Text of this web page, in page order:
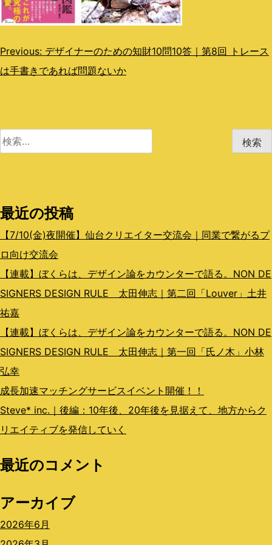
投
稿
ゲ
ョ
ン
Previous: デザイナーのための知財10問10答｜第8回 トレース
は手書きであれば問題ないか
検
最近の投稿
【7/10(金)夜開催】仙台クリエイター交流会｜同業で繋がるプ
ロ向け交流会
【連載】ぼくらは、デザイン論をカウンターで語る。NON DE
SIGNERS DESIGN RULE 太田伸志｜第二回「Louver」土井
祐嘉
【連載】ぼくらは、デザイン論をカウンターで語る。NON DE
SIGNERS DESIGN RULE 太田伸志｜第一回「氏ノ木」小林
弘幸
成長加速マッチングサービスイベント開催！！
Steve* inc.｜後編：10年後、20年後を見据えて、地方からク
リエイティブを発信していく
最近のコメント
アーカイブ
2026年6月